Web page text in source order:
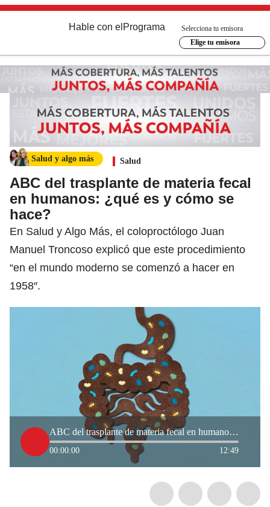
Hable con el Programa
Selecciona tu emisora
Elige tu emisora
Salud y algo más Salud
ABC del trasplante de materia fecal
en humanos: ¿qué es y cómo se
hace?
En Salud y Algo Más, el coloproctólogo Juan
Manuel Troncoso explicó que este procedimiento
“en el mundo moderno se comenzó a hacer en
1958″.
ABC del trasplante de materia fecal en humanos: ¿qué es y cómo se hace?
00:00:00 12:49